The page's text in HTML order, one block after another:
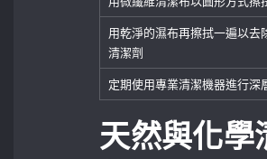
用乾淨的濕布再擦拭一遍以去
清潔劑
定期使用專業清潔機器進行深
天然與化學